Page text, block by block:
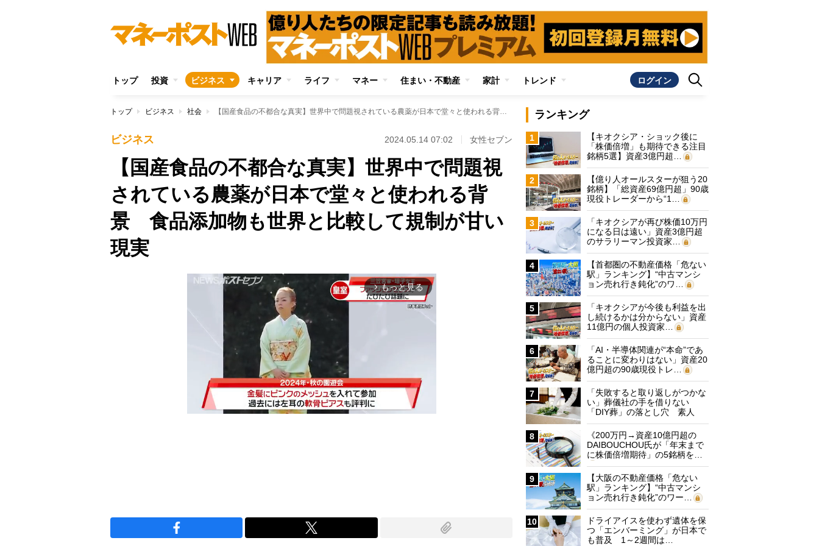
トップ 投資 ビジネス キャリア ライフ マネー 住まい・不動産 家計 トレンド ログイン
トップ ビジネス 社会 【国産食品の不都合な真実】世界中で問題視されている農薬が日本で堂々と使われる背景 食品添加物も世界と比較して規制が甘い現実
ビジネス 2024.05.14 07:02 女性セブン
【国産食品の不都合な真実】世界中で問題視
されている農薬が日本で堂々と使われる背
景 食品添加物も世界と比較して規制が甘い
現実
arrow_forward_ios もっと見る
ランキング
1
【キオクシア・ショック後に
「株価倍増」も期待できる注目
銘柄5選】資産3億円超…
2
【億り人オールスターが狙う20
銘柄】「総資産69億円超」90歳
現役トレーダーから“1…
3
「キオクシアが再び株価10万円
になる日は遠い」資産3億円超
のサラリーマン投資家…
4
【首都圏の不動産価格「危ない
駅」ランキング】“中古マンシ
ョン売れ行き鈍化”のワ…
5
「キオクシアが今後も利益を出
し続けるかは分からない」資産
11億円の個人投資家…
6
「AI・半導体関連が“本命”であ
ることに変わりはない」資産20
億円超の90歳現役トレ…
7
「失敗すると取り返しがつかな
い」葬儀社の手を借りない
「DIY葬」の落とし穴 素人
に…
8
《200万円→資産10億円超の
DAIBOUCHOU氏が「年末まで
に株価倍増期待」の5銘柄を…
9
【大阪の不動産価格「危ない
駅」ランキング】“中古マンシ
ョン売れ行き鈍化”のワー…
10
ドライアイスを使わず遺体を保
つ「エンバーミング」が日本で
も普及 1～2週間は…